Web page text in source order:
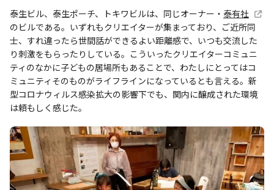
泰生ビル、泰生ポーチ、トキワビルは、同じオーナー・ 泰有社
のビルである。いずれもクリエイターが集まっており、ご近所同
士、すれ違ったら世間話ができるよい距離感で、いつも交流した
り刺激をもらったりしている。こういったクリエイターコミュニ
ティのなかに子どもの居場所もあることで、わたしにとってはコ
ミュニティそのものがライフラインになっているとも言える。新
型コロナウィルス感染拡大の影響下でも、関内に醸成された環境
は頼もしく感じた。